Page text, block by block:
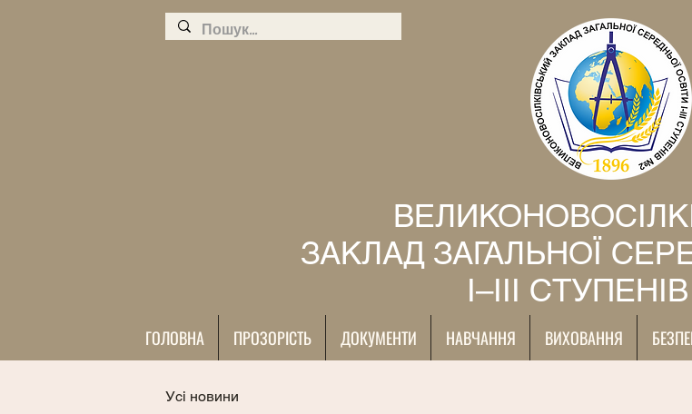
ЗАКЛАД ЗАГАЛЬНОЇ
І–ІІІ
ГОЛОВНА ПРОЗОРІСТЬ ДОКУМЕНТИ НАВЧАННЯ ВИХОВАННЯ
Усі новини